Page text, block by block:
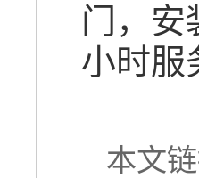
门，安
小时服
本文